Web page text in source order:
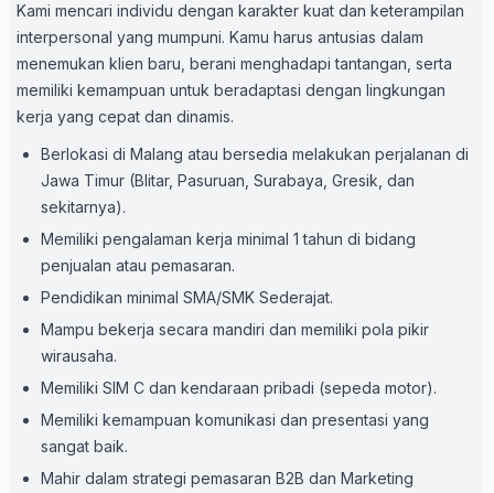
Kami mencari individu dengan karakter kuat dan keterampilan
interpersonal yang mumpuni. Kamu harus antusias dalam
menemukan klien baru, berani menghadapi tantangan, serta
memiliki kemampuan untuk beradaptasi dengan lingkungan
kerja yang cepat dan dinamis.
Berlokasi di Malang atau bersedia melakukan perjalanan di
Jawa Timur (Blitar, Pasuruan, Surabaya, Gresik, dan
sekitarnya).
Memiliki pengalaman kerja minimal 1 tahun di bidang
penjualan atau pemasaran.
Pendidikan minimal SMA/SMK Sederajat.
Mampu bekerja secara mandiri dan memiliki pola pikir
wirausaha.
Memiliki SIM C dan kendaraan pribadi (sepeda motor).
Memiliki kemampuan komunikasi dan presentasi yang
sangat baik.
Mahir dalam strategi pemasaran B2B dan Marketing